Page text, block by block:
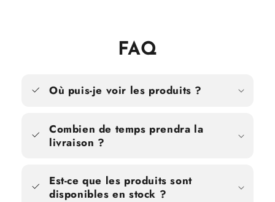
FAQ
Où puis-je voir les produits ?
Combien de temps prendra la
livraison ?
Est-ce que les produits sont
disponibles en stock ?